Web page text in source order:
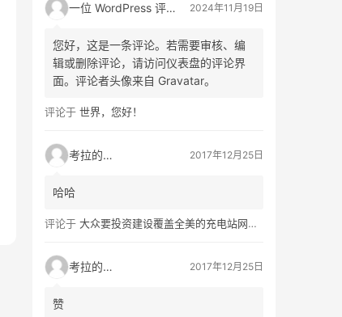
一位 WordPress 评论者 2024年11月19日
您好，这是一条评论。若需要审核、编
辑或删除评论，请访问仪表盘的评论界
面。评论者头像来自 Gravatar。
评论于 世界，您好！
考拉的生活 2017年12月25日
哈哈
评论于 大众要投资建设覆盖全美的充电站网络，特斯拉也没闲着
考拉的生活 2017年12月25日
赞